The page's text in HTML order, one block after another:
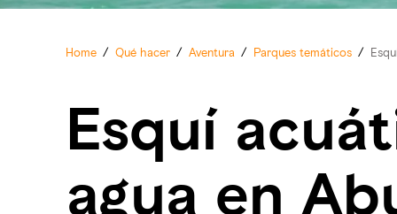
Home / Qué hacer / Aventura / Parques temáticos /
Esquí
agua en